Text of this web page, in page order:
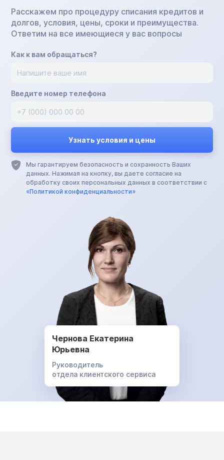
Расскажем про процедуру списания кредитов и
долгов, условия, цены, сроки и преимущества.
Ответим на все имеющиеся у вас вопросы
Как к вам обращаться?
Введите номер телефона
Мы гарантируем безопасность и сохранность Ваших
данных. Нажимая на кнопку, вы даете согласие на
обработку своих персональных данных в соответствии с
«Политикой конфиденциальности»
Чернова Екатерина
Юрьевна
Руководитель
отдела клиентского сервиса